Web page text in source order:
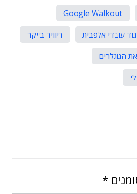
Google Walkout
עובדי אלפבית
דיוויד בייקר
הגוגלרים
*